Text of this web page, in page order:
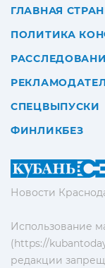
Новости
Использование
(https://
редакции
ГЛАВНАЯ
ПОЛИТИКА
СПЕЦВЫПУСКИ
ФИНЛИКБЕЗ